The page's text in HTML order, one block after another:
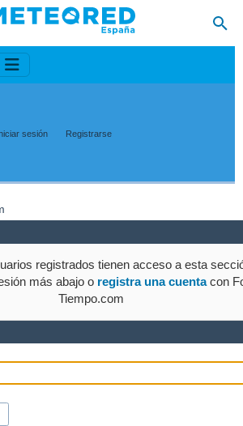
sesión Registrarse
registrados tienen acceso a esta
más abajo o registra una cuentacon
Tiempo.com